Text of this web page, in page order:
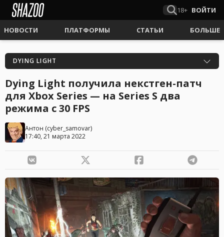
18+ ВОЙТИ
НОВОСТИ ПЛАТФОРМЫ СТАТЬИ БОЛЬШЕ
DYING LIGHT
Dying Light получила некстген-патч
для Xbox Series — на Series S два
режима с 30 FPS
Антон (cyber_samovar)
17:40, 21 марта 2022